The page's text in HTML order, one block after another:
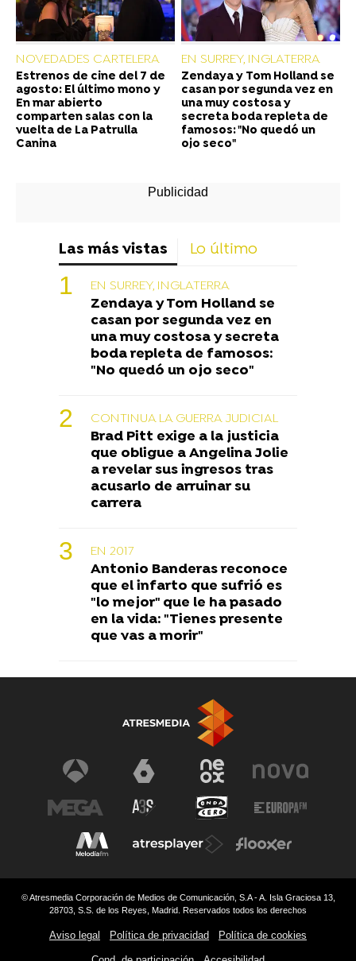
NOVEDADES CARTELERA
Estrenos de cine del 7 de
agosto: El último mono y
En mar abierto
comparten salas con la
vuelta de La Patrulla
Canina
EN SURREY, INGLATERRA
Zendaya y Tom Holland se
casan por segunda vez en
una muy costosa y
secreta boda repleta de
famosos: "No quedó un
ojo seco"
Las más vistas Lo último
EN SURREY, INGLATERRA
Zendaya y Tom Holland se
casan por segunda vez en
una muy costosa y secreta
boda repleta de famosos:
"No quedó un ojo seco"
CONTINUA LA GUERRA JUDICIAL
Brad Pitt exige a la justicia
que obligue a Angelina Jolie
a revelar sus ingresos tras
acusarlo de arruinar su
carrera
EN 2017
Antonio Banderas reconoce
que el infarto que sufrió es
"lo mejor" que le ha pasado
en la vida: "Tienes presente
que vas a morir"
© Atresmedia Corporación de Medios de Comunicación, S.A - A. Isla Graciosa 13,
28703, S.S. de los Reyes, Madrid. Reservados todos los derechos
Aviso legal Política de privacidad Política de cookies